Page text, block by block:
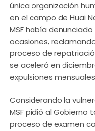
única organización
en el campo de Huai
MSF había
ocasiones,
proceso de
se aceleró en
expulsiones
Considerando la
MSF pidió al Gobierno
proceso de examen